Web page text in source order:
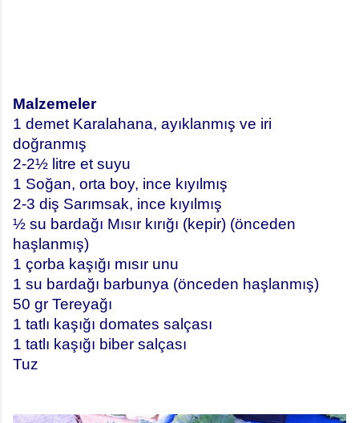
Malzemeler
1 demet Karalahana, ayıklanmış ve iri
doğranmış
2-2½ litre et suyu
1 Soğan, orta boy, ince kıyılmış
2-3 diş Sarımsak, ince kıyılmış
½ su bardağı Mısır kırığı (kepir) (önceden
haşlanmış)
1 çorba kaşığı mısır unu
1 su bardağı barbunya (önceden haşlanmış)
50 gr Tereyağı
1 tatlı kaşığı domates salçası
1 tatlı kaşığı biber salçası
Tuz